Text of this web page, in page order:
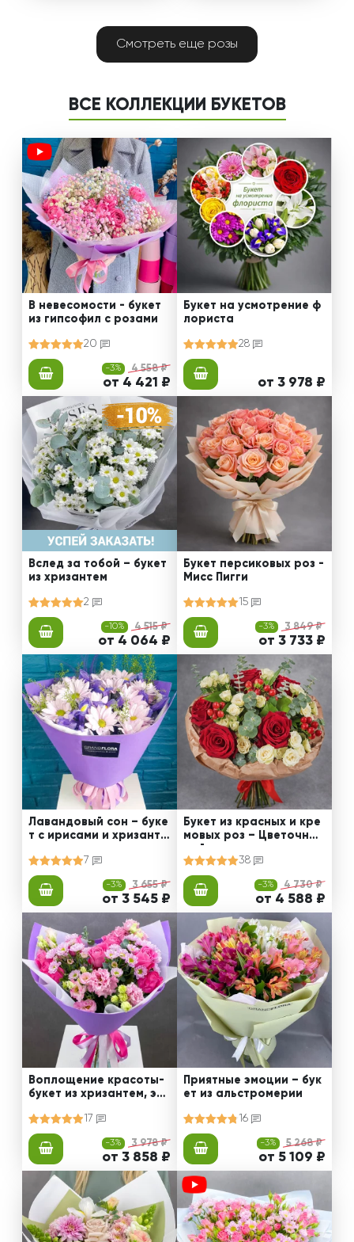
Смотреть еще розы
ВСЕ КОЛЛЕКЦИИ БУКЕТОВ
В невесомости - букет
из гипсофил с розами
20
-3% 4 558 ₽
от 4 421 ₽
Букет на усмотрение ф
лориста
28
от 3 978 ₽
Вслед за тобой – букет
из хризантем
2
-10% 4 515 ₽
от 4 064 ₽
Букет персиковых роз -
Мисс Пигги
15
-3% 3 849 ₽
от 3 733 ₽
Лавандовый сон – буке
т с ирисами и хризанте
7
-3% 3 655 ₽
от 3 545 ₽
Букет из красных и кре
мовых роз – Цветочный
38
-3% 4 730 ₽
от 4 588 ₽
Воплощение красоты-
букет из хризантем, эус
17
-3% 3 978 ₽
от 3 858 ₽
Приятные эмоции – бук
ет из альстромерии
16
-3% 5 268 ₽
от 5 109 ₽